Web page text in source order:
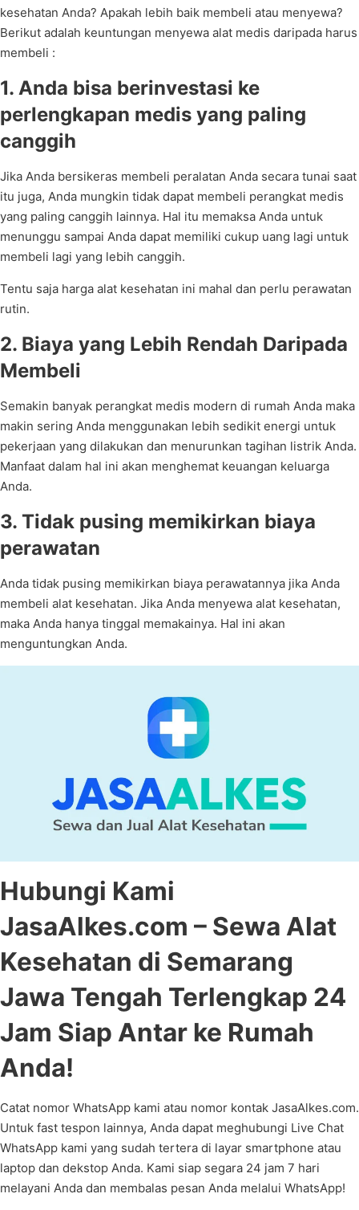
kesehatan Anda? Apakah lebih baik membeli atau menyewa?
Berikut adalah keuntungan menyewa alat medis daripada harus
membeli :
1. Anda bisa berinvestasi ke
perlengkapan medis yang paling
canggih
Jika Anda bersikeras membeli peralatan Anda secara tunai saat
itu juga, Anda mungkin tidak dapat membeli perangkat medis
yang paling canggih lainnya. Hal itu memaksa Anda untuk
menunggu sampai Anda dapat memiliki cukup uang lagi untuk
membeli lagi yang lebih canggih.
Tentu saja harga alat kesehatan ini mahal dan perlu perawatan
rutin.
2. Biaya yang Lebih Rendah Daripada
Membeli
Semakin banyak perangkat medis modern di rumah Anda maka
makin sering Anda menggunakan lebih sedikit energi untuk
pekerjaan yang dilakukan dan menurunkan tagihan listrik Anda.
Manfaat dalam hal ini akan menghemat keuangan keluarga
Anda.
3. Tidak pusing memikirkan biaya
perawatan
Anda tidak pusing memikirkan biaya perawatannya jika Anda
membeli alat kesehatan. Jika Anda menyewa alat kesehatan,
maka Anda hanya tinggal memakainya. Hal ini akan
menguntungkan Anda.
Hubungi Kami
JasaAlkes.com – Sewa Alat
Kesehatan di Semarang
Jawa Tengah Terlengkap 24
Jam Siap Antar ke Rumah
Anda!
Catat nomor WhatsApp kami atau nomor kontak JasaAlkes.com.
Untuk fast tespon lainnya, Anda dapat meghubungi Live Chat
WhatsApp kami yang sudah tertera di layar smartphone atau
laptop dan dekstop Anda. Kami siap segara 24 jam 7 hari
melayani Anda dan membalas pesan Anda melalui WhatsApp!